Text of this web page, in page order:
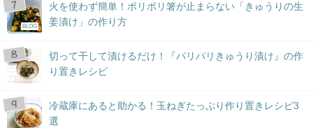
BLOG
火を使わず簡単！ポリポリ箸が止まらない「きゅうりの生
姜漬け」の作り方
切って干して漬けるだけ！『パリパリきゅうり漬け』の作
り置きレシピ
冷蔵庫にあると助かる！玉ねぎたっぷり作り置きレシピ3
選